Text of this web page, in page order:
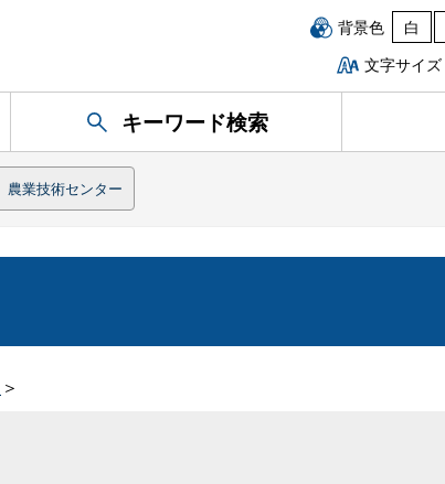
背景色 白
文字サイズ
キーワード検索
農業技術センター
＞